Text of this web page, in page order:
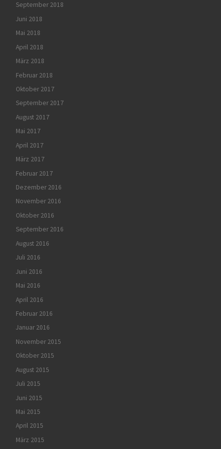
September 2018
Juni 2018
Mai 2018
April 2018
März 2018
Februar 2018
Oktober 2017
September 2017
August 2017
Mai 2017
April 2017
März 2017
Februar 2017
Dezember 2016
November 2016
Oktober 2016
September 2016
August 2016
Juli 2016
Juni 2016
Mai 2016
April 2016
Februar 2016
Januar 2016
November 2015
Oktober 2015
August 2015
Juli 2015
Juni 2015
Mai 2015
April 2015
März 2015